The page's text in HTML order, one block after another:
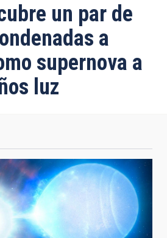
un par de
a
supernova a
luz